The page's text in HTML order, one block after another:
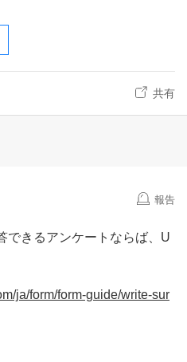
共有
報告
できるアンケートならば、U
ja/form/form-guide/write-sur